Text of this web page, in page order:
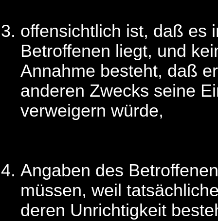
offensichtlich ist, daß es
Betroffenen liegt, und
Annahme besteht, daß
anderen Zwecks seine
verweigern würde,
Angaben des
müssen, weil
deren Unrichtigkeit